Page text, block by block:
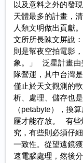
以及意料之外的發
天體最多的計畫，
人類文明做出貢獻
文所所長陳文屏說
則是幫夜空拍電影
象。」 泛星計畫由
隊營運，其中台灣
僅止於天文觀測的
析、處理、儲存也
（petabyte），換
屜才能存放。 有些
究，有些則必須仔
一致性。從望遠鏡
速電腦處理，然後